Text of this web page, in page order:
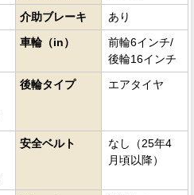
介助ブレーキ
あり
車輪（in）
前輪6インチ/
後輪16インチ
後輪タイプ エアタイヤ
安全ベルト
なし（25年4
月頃以降）